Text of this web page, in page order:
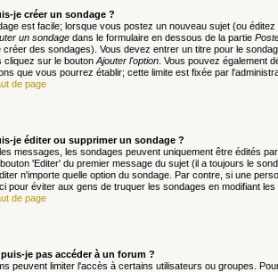
je créer un sondage ?
est facile; lorsque vous postez un nouveau sujet (ou
un sondage dans le formulaire en dessous de la partie
créer des sondages). Vous devez entrer un titre pour le
cliquez sur le bouton Ajouter l'option . Vous pouvez également
que vous pourrez établir; cette limite est fixée par
de page
je éditer ou supprimer un sondage ?
messages, les sondages peuvent uniquement être édités
'Editer' du premier message du sujet (il a toujours le
n'importe quelle option du sondage. Par contre, si une
pour éviter aux gens de truquer les sondages en modifiant
de page
je pas accéder à un forum ?
peuvent limiter l'accès à certains utilisateurs ou groupes.